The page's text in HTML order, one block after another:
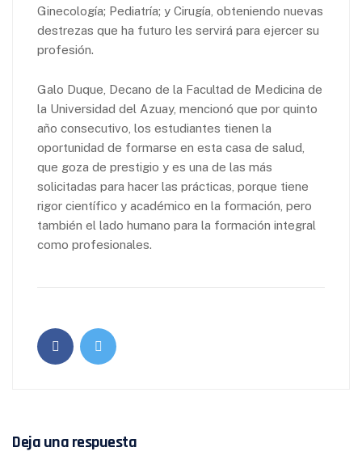
Ginecología; Pediatría; y Cirugía, obteniendo nuevas
destrezas que ha futuro les servirá para ejercer su
profesión.
Galo Duque, Decano de la Facultad de Medicina de
la Universidad del Azuay, mencionó que por quinto
año consecutivo, los estudiantes tienen la
oportunidad de formarse en esta casa de salud,
que goza de prestigio y es una de las más
solicitadas para hacer las prácticas, porque tiene
rigor científico y académico en la formación, pero
también el lado humano para la formación integral
como profesionales.
Deja una respuesta